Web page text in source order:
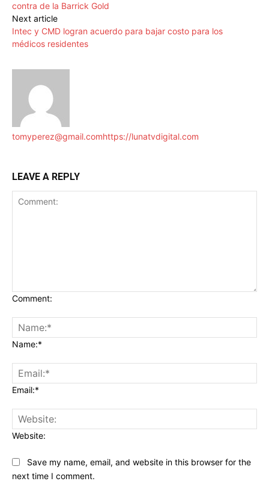
contra de la Barrick Gold
Next article
Intec y CMD logran acuerdo para bajar costo para los
médicos residentes
tomyperez@gmail.comhttps://lunatvdigital.com
LEAVE A REPLY
Comment:
Name:*
Email:*
Website:
Save my name, email, and website in this browser for the
next time I comment.